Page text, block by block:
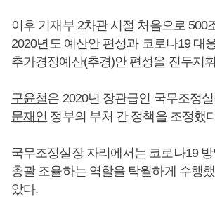
이후 기재부 2차관 시절 처음으로 500
2020년도 예산안 편성과 코로나19 대
추가경정예산(추경)안 편성을 진두지
구윤철은 2020년 장관급인 국무조정
문재인 정부의 부처 간 정책을 조정했
국무조정실장 자리에서는 코로나19
총괄 조율하는 역할을 탁월하게 수행
았다.